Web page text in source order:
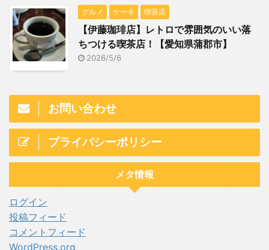
グルメ ケーキ 喫茶店
【伊藤珈琲店】レトロで雰囲気のいい落
ちつける喫茶店！【愛知県蒲郡市】
2026/5/6
お問い合わせ
プライバシーポリシー
メタ情報
ログイン
投稿フィード
コメントフィード
WordPress.org